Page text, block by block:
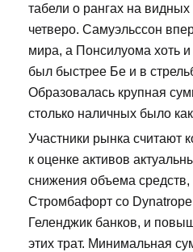
табели о рангах на видных
четверо. Самуэльссон
мира, а Понсилуома хоть
был быстрее Бе и в
Образовалась крупная
столько наличных было
Участники рынка считают
к оценке активов
снижения объема
Стромбафорт со
Геленджик банков, и
этих трат. Минимальная